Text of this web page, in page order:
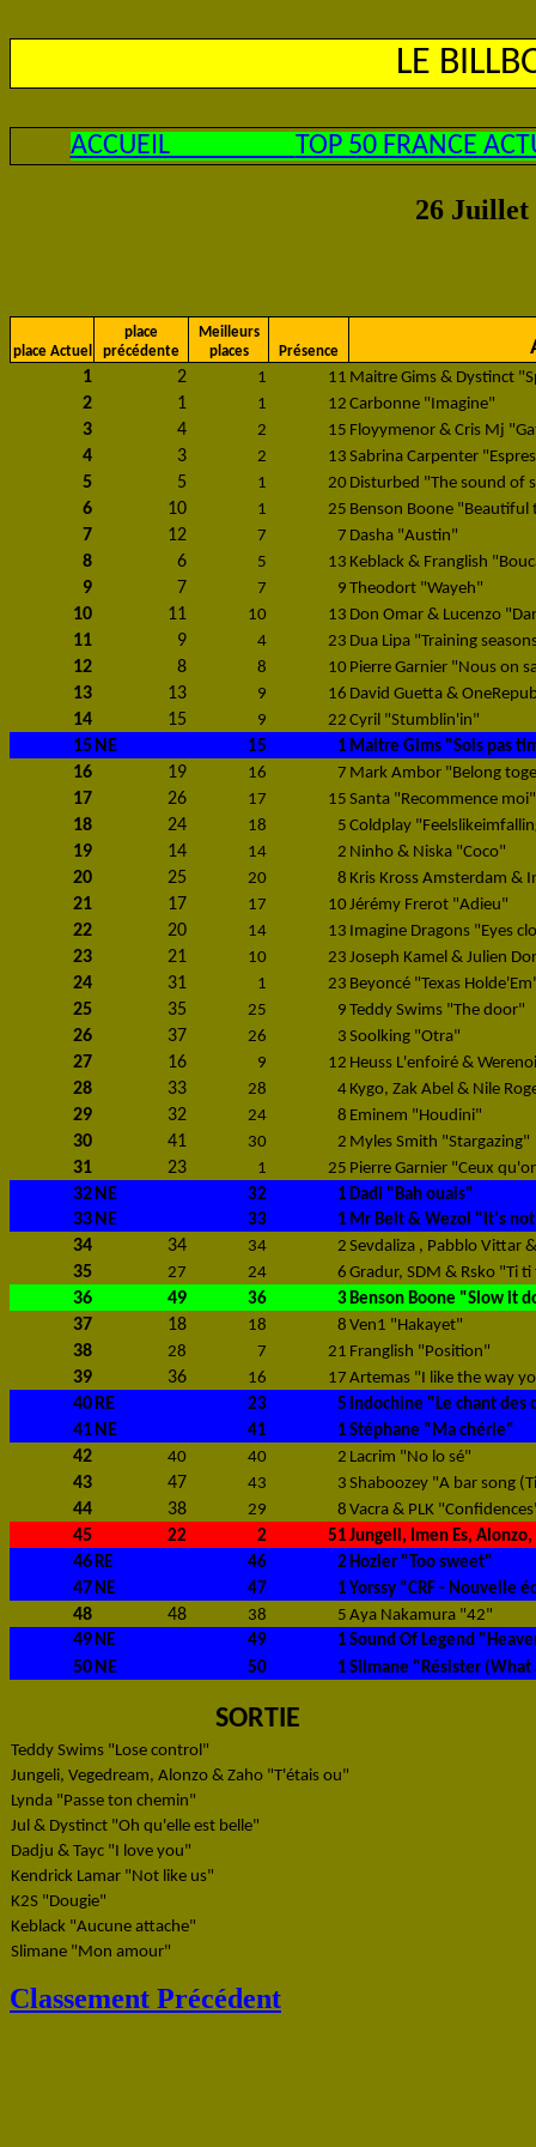
LE
ACCUEIL TOP 50 FRANCE
26 Juillet
place Actuel
place
précédente
Meilleurs
places
Présence
1 2 1 11 Maitre Gims & Dystinct
2 1 1 12 Carbonne "Imagine"
3 4 2 15 Floyymenor & Cris Mj
4 3 2 13 Sabrina Carpenter
5 5 1 20 Disturbed "The sound of
6 10 1 25 Benson Boone "Beautiful
7 12 7 7 Dasha "Austin"
8 6 5 13 Keblack & Franglish
9 7 7 9 Theodort "Wayeh"
10 11 10 13 Don Omar & Lucenzo
11 9 4 23 Dua Lipa "Training
12 8 8 10 Pierre Garnier "Nous on
13 13 9 16 David Guetta &
14 15 9 22 Cyril "Stumblin'in"
15 NE 15 1 Maitre Gims "Sois pas
16 19 16 7 Mark Ambor "Belong
17 26 17 15 Santa "Recommence moi"
18 24 18 5 Coldplay
19 14 14 2 Ninho & Niska "Coco"
20 25 20 8 Kris Kross Amsterdam &
21 17 17 10Jérémy Frerot "Adieu"
22 20 14 13 Imagine Dragons "Eyes
23 21 10 23 Joseph Kamel & Julien
24 31 1 23 Beyoncé "Texas
25 35 25 9 Teddy Swims "The door"
26 37 26 3 Soolking "Otra"
27 16 9 12 Heuss L'enfoiré &
28 33 28 4 Kygo, Zak Abel & Nile
29 32 24 8 Eminem "Houdini"
30 41 30 2 Myles Smith "Stargazing"
31 23 1 25 Pierre Garnier "Ceux
32 NE 32 1 Dadi "Bah ouais"
33 NE 33 1 Mr Belt & Wezol "It's
34 34 34 2 Sevdaliza , Pabblo Vittar
35 27 24 6 Gradur, SDM & Rsko "Ti
36 49 36 3Benson Boone "Slow it
37 18 18 8 Ven1 "Hakayet"
38 28 7 21 Franglish "Position"
39 36 16 17 Artemas "I like the way
40 RE 23 5 Indochine "Le chant des
41 NE 41 1 Stéphane "Ma chérie"
42 40 40 2 Lacrim "No lo sé"
43 47 43 3 Shaboozey "A bar song
44 38 29 8 Vacra & PLK
45 22 2 51 Jungeli, Imen Es,
46RE 46 2 Hozier "Too sweet"
47NE 47 1 Yorssy "CRF - Nouvelle
48 48 38 5 Aya Nakamura "42"
49NE 49 1 Sound Of Legend
50 NE 50 1 Slimane "Résister
SORTIE
Teddy Swims "Lose control"
Jungeli, Vegedream, Alonzo & Zaho "T'étais ou"
Lynda "Passe ton chemin"
Jul & Dystinct "Oh qu'elle est belle"
Dadju & Tayc "I love you"
Kendrick Lamar "Not like us"
K2S "Dougie"
Keblack "Aucune attache"
Slimane "Mon amour"
Classement Précédent